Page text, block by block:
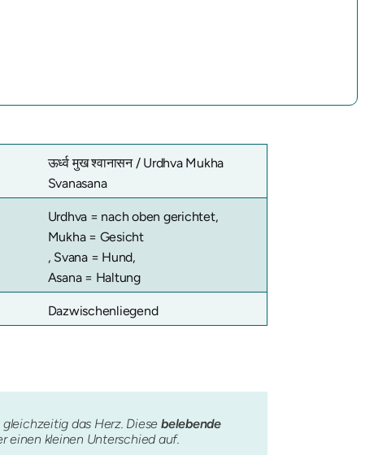
ऊर्ध्व मुख श्वानासन / Urdhva Mukha
Svanasana
Urdhva = nach oben gerichtet,
Mukha = Gesicht
, Svana = Hund,
Asana = Haltung
Dazwischenliegend
das Herz. Diesebelebende
einen kleinen Unterschied auf.